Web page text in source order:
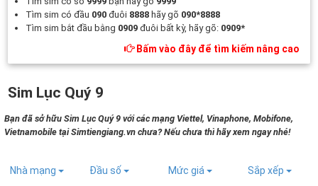
Tìm sim có đầu 090 đuôi 8888 hãy gõ 090*8888
Tìm sim bắt đầu bằng 0909 đuôi bất kỳ, hãy gõ: 0909*
Bấm vào đây để tìm kiếm nâng cao
Sim Lục Quý 9
Bạn đã sở hữu Sim Lục Quý 9 với các mạng Viettel, Vinaphone, Mobifone,
Vietnamobile tại Simtiengiang.vn chưa? Nếu chưa thì hãy xem ngay nhé!
Nhà mạng Đầu số Mức giá Sắp xếp